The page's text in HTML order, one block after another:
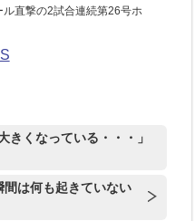
直撃の2試合連続第26号ホ
きくなっている・・・」
間は何も起きていない